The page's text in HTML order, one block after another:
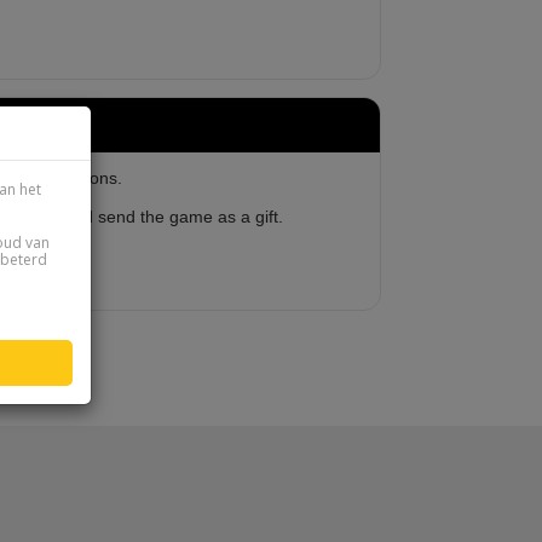
instructions.
Steam and send the game as a gift.
het
van